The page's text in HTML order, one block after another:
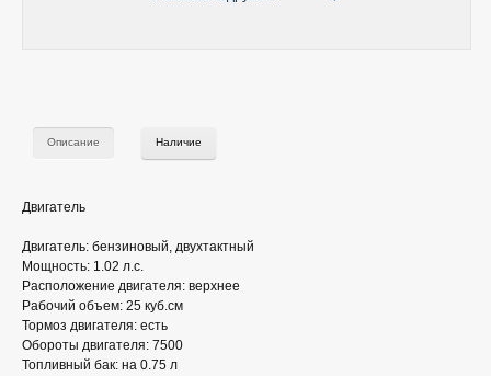
Описание Наличие
Двигатель
Двигатель: бензиновый, двухтактный
Мощность: 1.02 л.с.
Расположение двигателя: верхнее
Рабочий объем: 25 куб.см
Тормоз двигателя: есть
Обороты двигателя: 7500
Топливный бак: на 0.75 л